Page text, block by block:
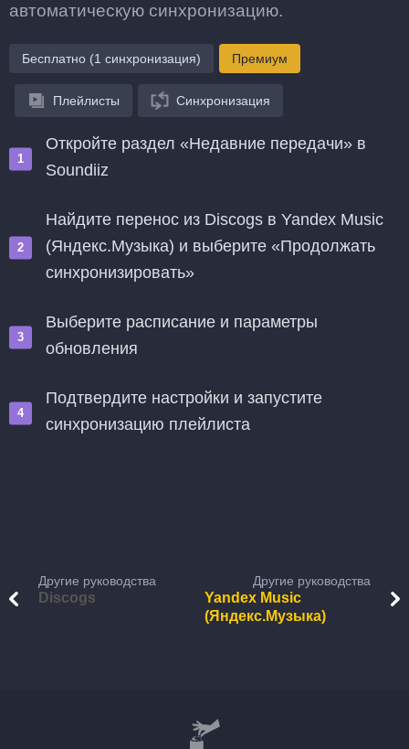
автоматическую синхронизацию.
Бесплатно (1 синхронизация) Премиум
Плейлисты Синхронизация
Откройте раздел «Недавние передачи» в
Soundiiz
Найдите перенос из Discogs в Yandex Music
(Яндекс.Музыка) и выберите «Продолжать
синхронизировать»
Выберите расписание и параметры
обновления
Подтвердите настройки и запустите
синхронизацию плейлиста
Другие руководства
Discogs
Другие руководства
Yandex Music
(Яндекс.Музыка)